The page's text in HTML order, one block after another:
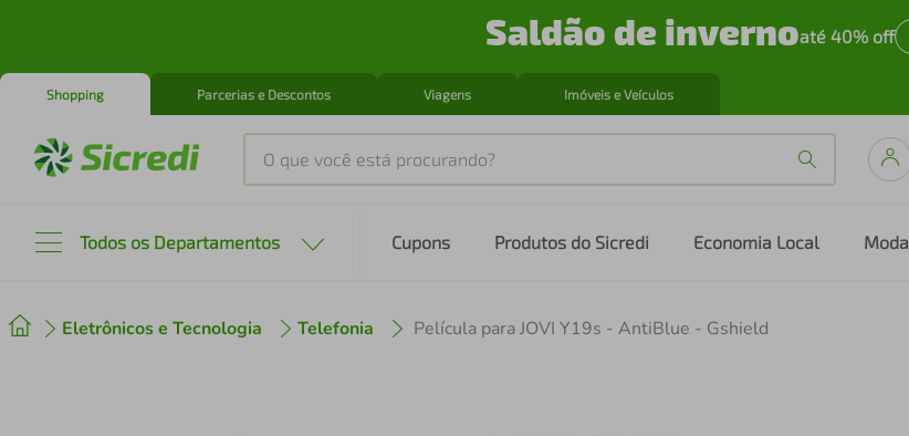
Saldão de invernoaté 40% off
Shopping Parcerias e Descontos Viagens Imóveis e Veículos
O que você está procurando?
Todos os Departamentos Cupons Produtos do Sicredi Economia Local Moda
Eletrônicos e Tecnologia Telefonia Película para JOVI Y19s - AntiBlue - Gshield
2º cafeteira